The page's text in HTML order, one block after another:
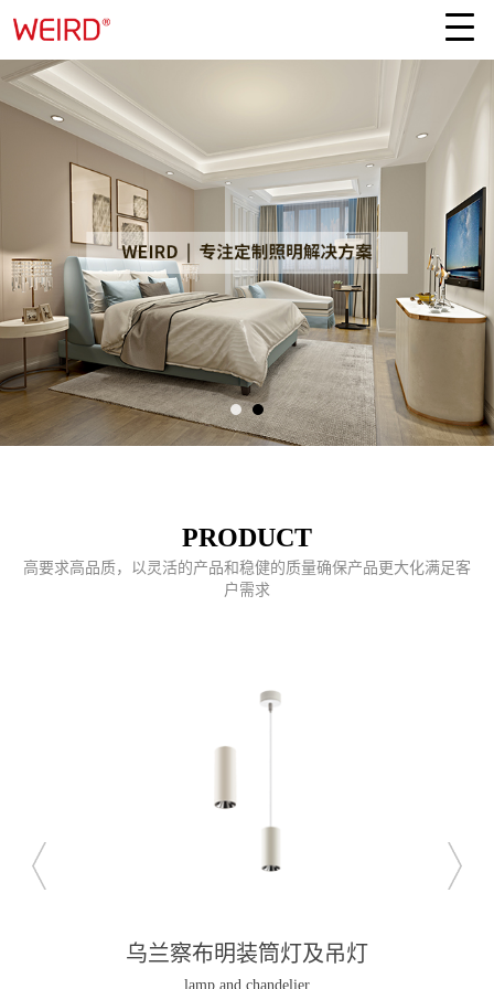
PRODUCT
高要求高品质，以灵活的产品和稳健的质量确保产品更大化满足客
户需求
乌兰察布磁吸导轨灯
Magnetic guide light